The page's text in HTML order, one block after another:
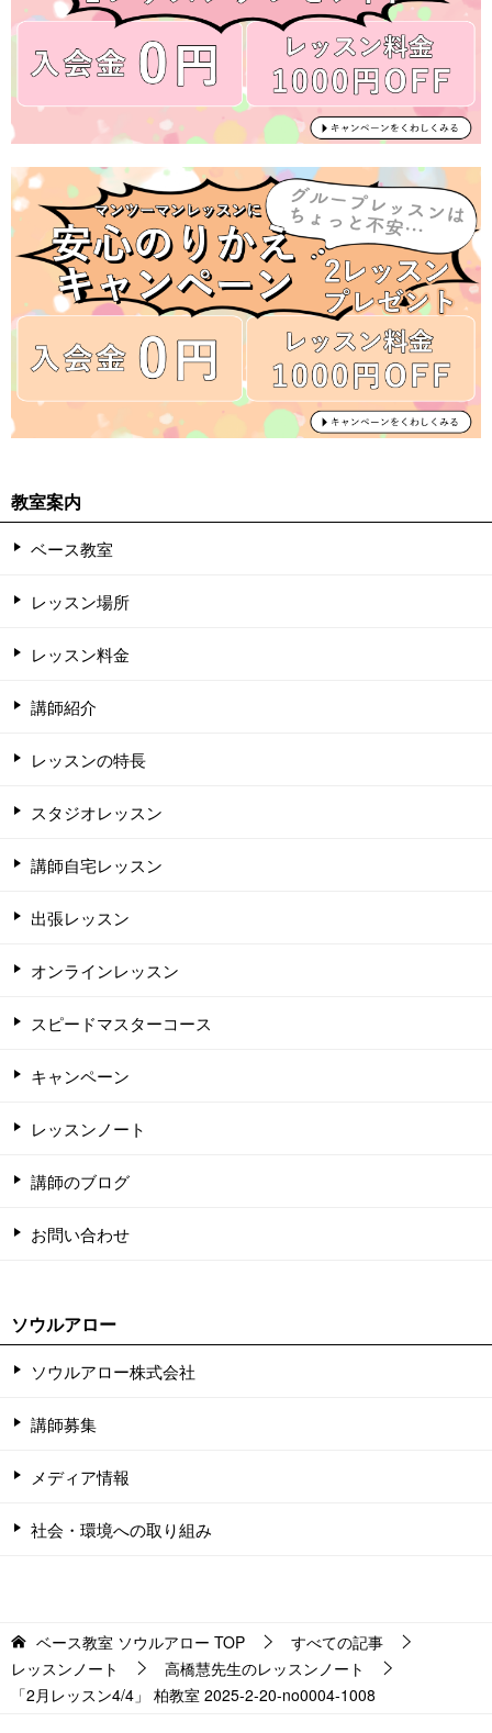
教室案内
ベース教室
レッスン場所
レッスン料金
講師紹介
レッスンの特長
スタジオレッスン
講師自宅レッスン
出張レッスン
オンラインレッスン
スピードマスターコース
キャンペーン
レッスンノート
講師のブログ
お問い合わせ
ソウルアロー
ソウルアロー株式会社
講師募集
メディア情報
社会・環境への取り組み
ベース教室 ソウルアロー TOP
すべての記事
レッスンノート
高橋慧先生のレッスンノート
「2月レッスン4/4」 柏教室 2025-2-20-no0004-1008